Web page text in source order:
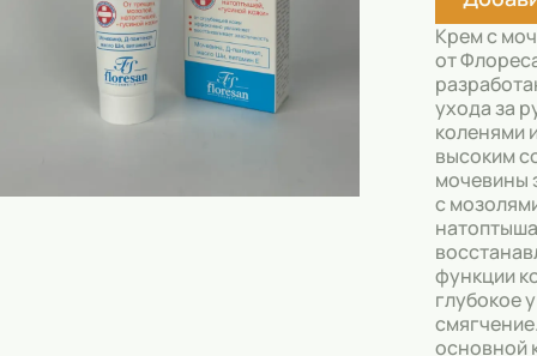
Блески
Гели
Крем с
от
ухода за
коленями
высоким
мочевины
с
функции
глубокое
основной